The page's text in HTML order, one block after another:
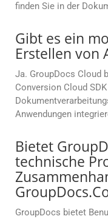
finden Sie in der
Gibt es ein
Erstellen von
Ja. GroupDocs Cloud
Conversion Cloud
Anwendungen
Bietet
technische
GroupDocs bietet